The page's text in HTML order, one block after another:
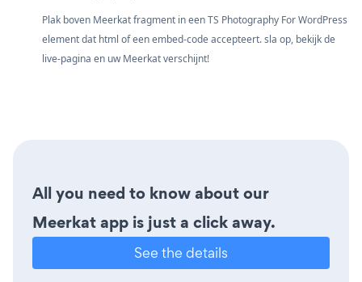
Plak boven Meerkat fragment in een TS Photography For WordPress
element dat html of een embed-code accepteert. sla op, bekijk de
live-pagina en uw Meerkat verschijnt!
All you need to know about our
Meerkat app is just a click away.
See the details